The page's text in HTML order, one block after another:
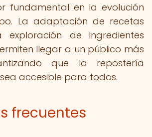
fundamental en la evolución
La adaptación de recetas
de ingredientes
llegar a un público más
que la repostería
accesible para todos.
frecuentes